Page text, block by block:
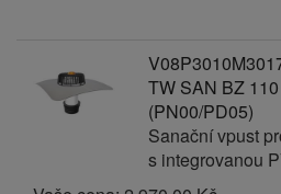
TW SAN BZ
(PN00/PD05)
Sanační vpust
s integrovanou